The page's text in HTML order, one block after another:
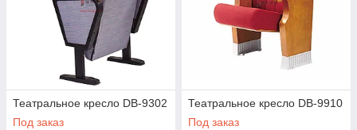
Театральное кресло DB-9302
Под заказ
Театральное кресло DB-9910
Под заказ